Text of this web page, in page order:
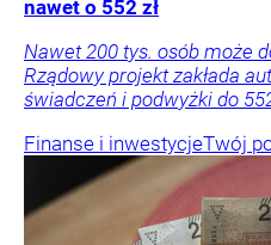
nawet o 552 zł
Nawet 200 tys. osób może
Rządowy projekt zakłada
świadczeń i podwyżki do
Finanse i inwestycjeTwój